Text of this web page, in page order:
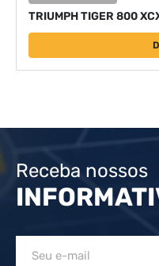
TRIUMPH TIGER 800
Receba nossos